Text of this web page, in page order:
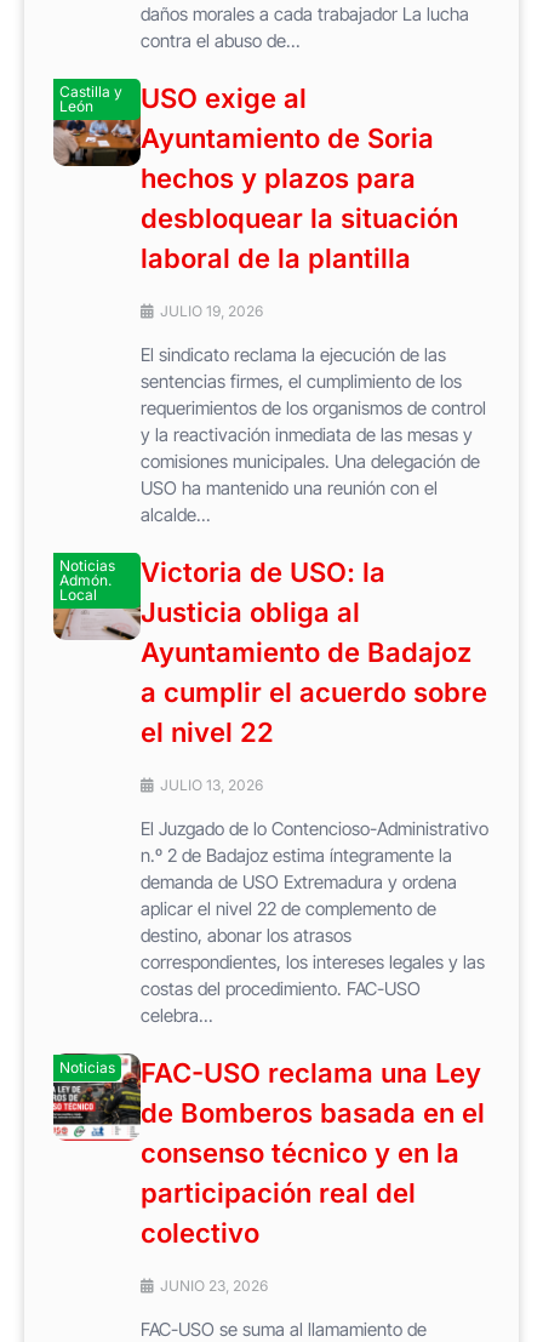
daños morales a cada trabajador La lucha
contra el abuso de...
Castilla y
León
USO exige al
Ayuntamiento de Soria
hechos y plazos para
desbloquear la situación
laboral de la plantilla
JULIO 19, 2026
El sindicato reclama la ejecución de las
sentencias firmes, el cumplimiento de los
requerimientos de los organismos de control
y la reactivación inmediata de las mesas y
comisiones municipales. Una delegación de
USO ha mantenido una reunión con el
alcalde...
Noticias
Admón.
Local
Victoria de USO: la
Justicia obliga al
Ayuntamiento de Badajoz
a cumplir el acuerdo sobre
el nivel 22
JULIO 13, 2026
El Juzgado de lo Contencioso-Administrativo
n.º 2 de Badajoz estima íntegramente la
demanda de USO Extremadura y ordena
aplicar el nivel 22 de complemento de
destino, abonar los atrasos
correspondientes, los intereses legales y las
costas del procedimiento. FAC-USO
celebra...
Noticias
FAC-USO reclama una Ley
de Bomberos basada en el
consenso técnico y en la
participación real del
colectivo
JUNIO 23, 2026
FAC-USO se suma al llamamiento de